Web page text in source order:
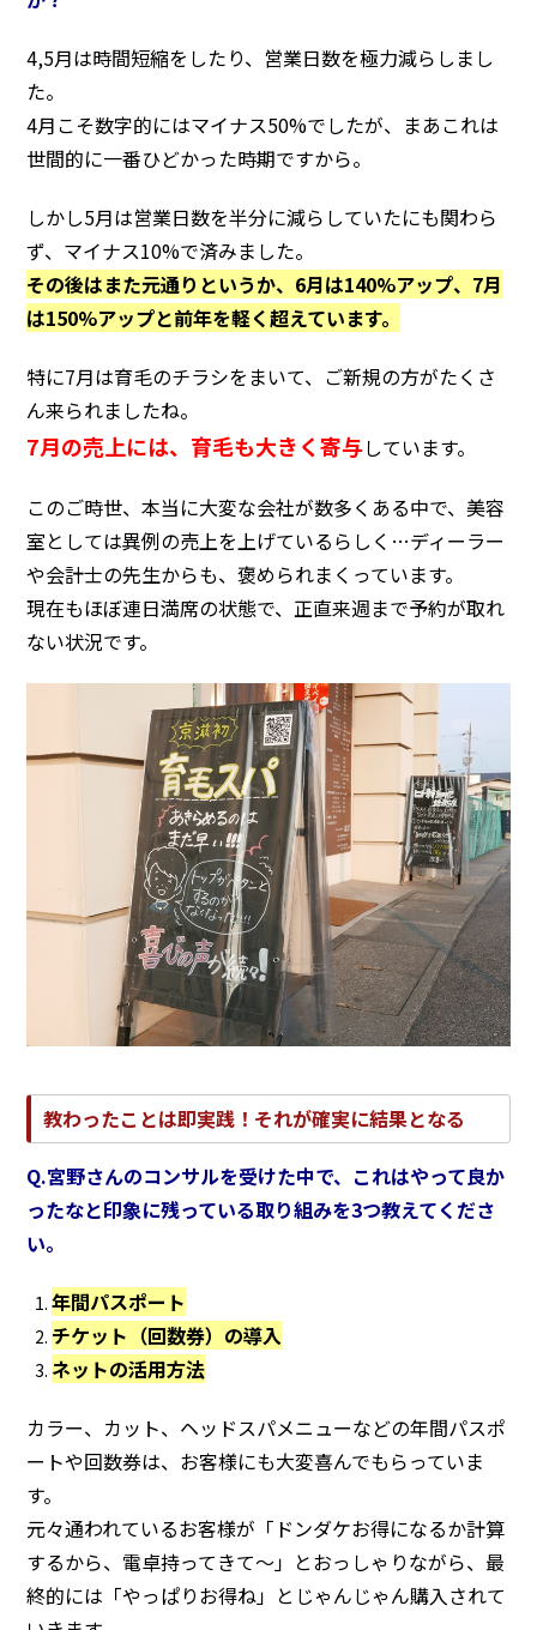
4,5月は時間短縮をしたり、営業日数を極力減らしまし
た。
4月こそ数字的にはマイナス50%でしたが、まあこれは
世間的に一番ひどかった時期ですから。
しかし5月は営業日数を半分に減らしていたにも関わら
ず、マイナス10%で済みました。
その後はまた元通りというか、6月は140%アップ、7月
は150%アップと前年を軽く超えています。
特に7月は育毛のチラシをまいて、ご新規の方がたくさ
ん来られましたね。
7月の売上には、育毛も大きく寄与しています。
このご時世、本当に大変な会社が数多くある中で、美容
室としては異例の売上を上げているらしく…ディーラー
や会計士の先生からも、褒められまくっています。
現在もほぼ連日満席の状態で、正直来週まで予約が取れ
ない状況です。
教わったことは即実践！それが確実に結果となる
Q.宮野さんのコンサルを受けた中で、これはやって良か
ったなと印象に残っている取り組みを3つ教えてくださ
い。
年間パスポート
チケット（回数券）の導入
ネットの活用方法
カラー、カット、ヘッドスパメニューなどの年間パスポ
ートや回数券は、お客様にも大変喜んでもらっていま
す。
元々通われているお客様が「ドンダケお得になるか計算
するから、電卓持ってきて〜」とおっしゃりながら、最
終的には「やっぱりお得ね」とじゃんじゃん購入されて